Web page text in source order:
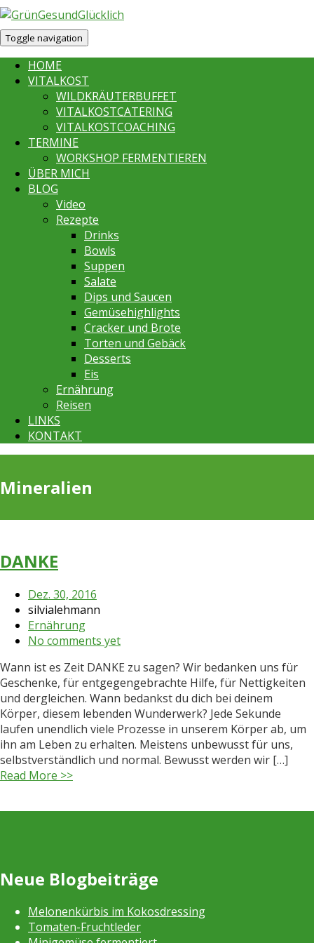
Toggle navigation
HOME
VITALKOST
WILDKRÄUTERBUFFET
VITALKOSTCATERING
VITALKOSTCOACHING
TERMINE
WORKSHOP FERMENTIEREN
ÜBER MICH
BLOG
Video
Rezepte
Drinks
Bowls
Suppen
Salate
Dips und Saucen
Gemüsehighlights
Cracker und Brote
Torten und Gebäck
Desserts
Eis
Ernährung
Reisen
LINKS
KONTAKT
Mineralien
DANKE
Dez. 30, 2016
silvialehmann
Ernährung
No comments yet
Wann ist es Zeit DANKE zu sagen? Wir bedanken uns für
Geschenke, für entgegengebrachte Hilfe, für Nettigkeiten
und dergleichen. Wann bedankst du dich bei deinem
Körper, diesem lebenden Wunderwerk? Jede Sekunde
laufen unendlich viele Prozesse in unserem Körper ab, um
ihn am Leben zu erhalten. Meistens unbewusst für uns,
selbstverständlich und normal. Bewusst werden wir […]
Read More >>
Neue Blogbeiträge
Melonenkürbis im Kokosdressing
Tomaten-Fruchtleder